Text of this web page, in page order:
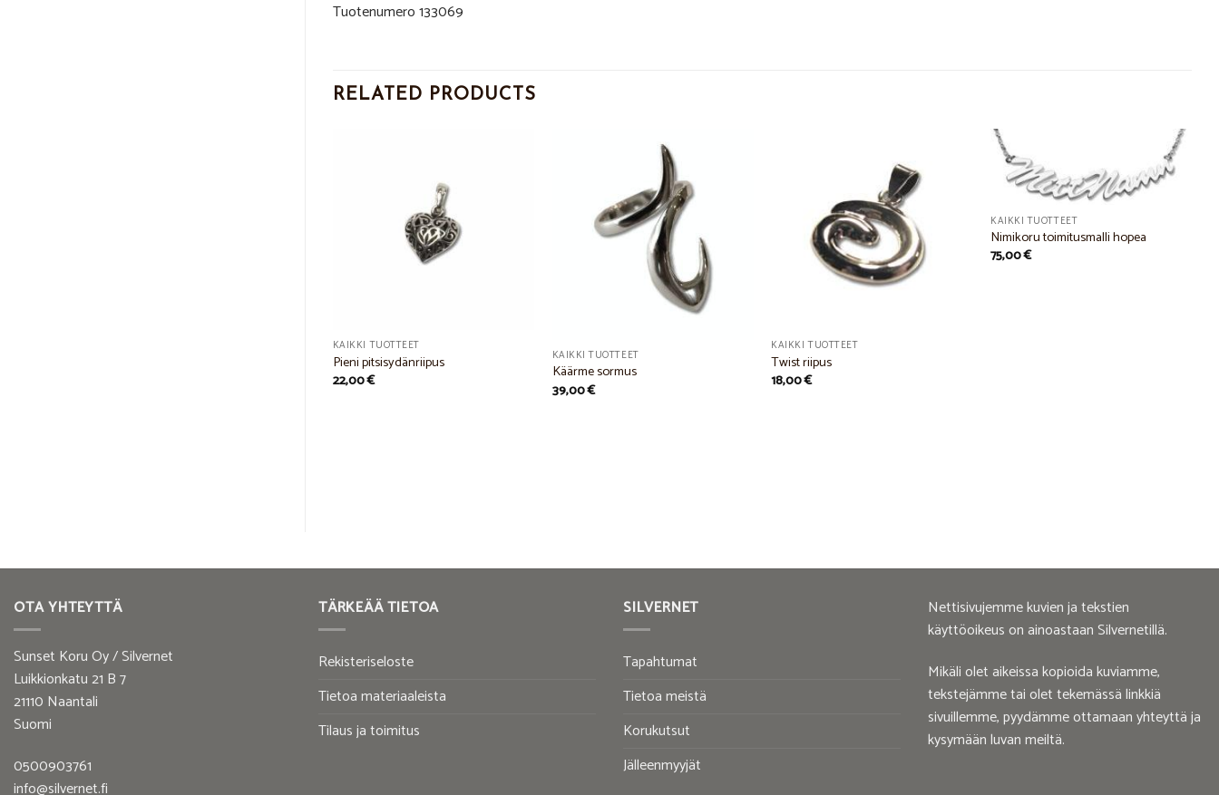
Tuotenumero 133069
RELATED PRODUCTS
KAIKKI TUOTTEET
Pieni pitsisydänriipus
22,00€
KAIKKI TUOTTEET
Käärme sormus
39,00€
KAIKKI TUOTTEET
Twist riipus
18,00€
KAIKKI TUOTTEET
Nimikoru toimitusmalli hopea
75,00€
OTA YHTEYTTÄ
Sunset Koru Oy / Silvernet
Luikkionkatu 21 B 7
21110 Naantali
Suomi
0500903761
info@silvernet.fi
TÄRKEÄÄ TIETOA
Rekisteriseloste
Tietoa materiaaleista
Tilaus ja toimitus
SILVERNET
Tapahtumat
Tietoa meistä
Korukutsut
Jälleenmyyjät
Nettisivujemme kuvien ja tekstien
käyttöoikeus on ainoastaan Silvernetillä.
Mikäli olet aikeissa kopioida kuviamme,
tekstejämme tai olet tekemässä linkkiä
sivuillemme, pyydämme ottamaan yhteyttä ja
kysymään luvan meiltä.